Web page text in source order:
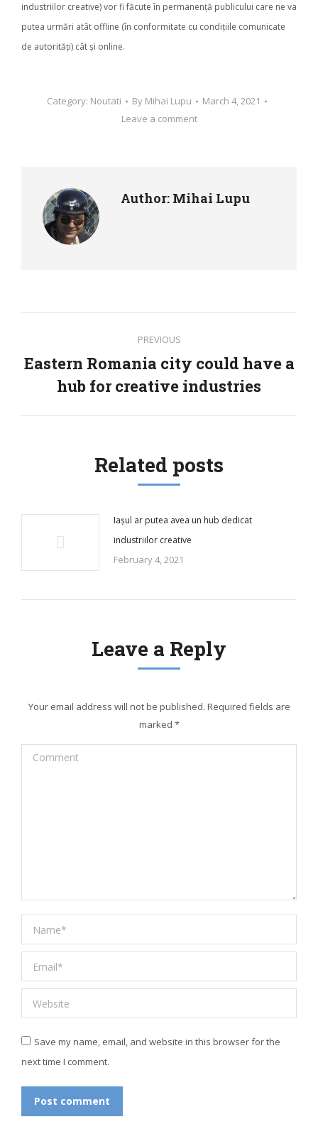
industriilor creative) vor fi făcute în permanență publicului care ne va
putea urmări atât offline (în conformitate cu condițiile comunicate
de autorități) cât și online.
Category: Noutati By Mihai Lupu
March 4, 2021
Leave a comment
Author: Mihai Lupu
navigation
PREVIOUS
Previous
post:
Eastern Romania city could have a
hub for creative industries
Related posts
Iașul ar putea avea un hub dedicat
industriilor creative
February 4, 2021
Leave a Reply
Your email address will not be published. Required fields are
marked *
Comment
Name *
Email *
Website
Save my name, email, and website in this browser for the
next time I comment.
Post comment